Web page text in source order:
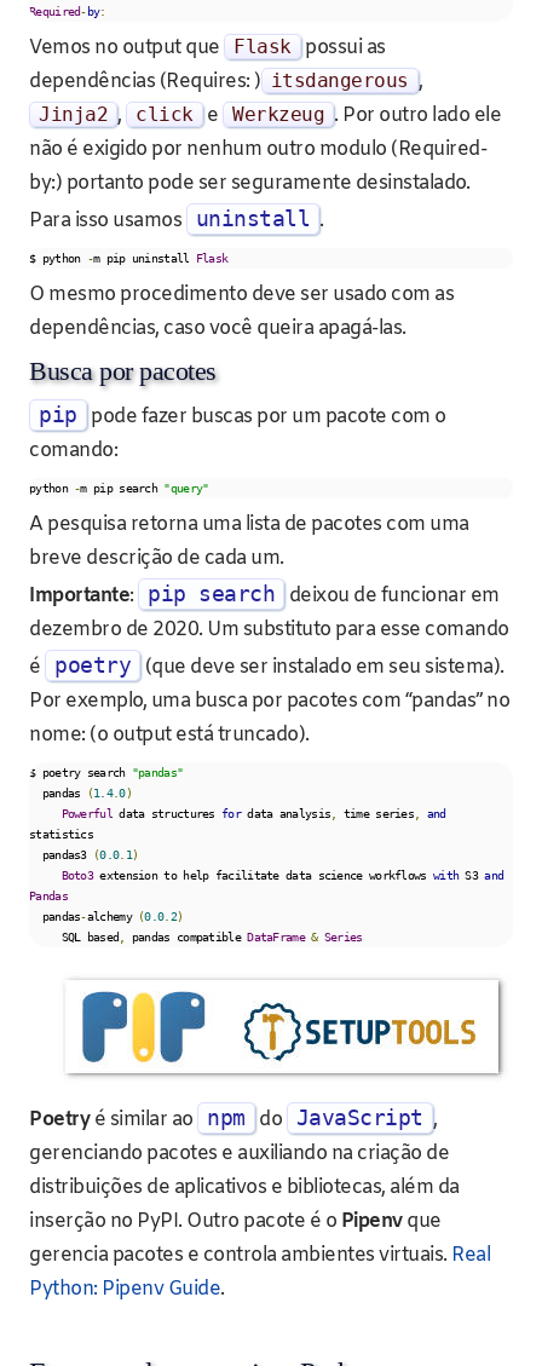
Required-by:
Vemos no output que Flask
possui as
dependências (Requires: ) itsdangerous ,
Jinja2 , click e Werkzeug . Por outro lado ele
não é exigido por nenhum outro modulo (Required-
by:) portanto pode ser seguramente desinstalado.
Para isso usamos
uninstall .
$ python -m pip uninstall Flask
O mesmo procedimento deve ser usado com as
dependências, caso você queira apagá-las.
Busca por pacotes
pip
pode fazer buscas por um pacote com o
comando:
python -m pip search "query"
A pesquisa retorna uma lista de pacotes com uma
breve descrição de cada um.
Importante: pip search
deixou de funcionar em
dezembro de 2020. Um substituto para esse comando
é
poetry
(que deve ser instalado em seu sistema).
Por exemplo, uma busca por pacotes com “pandas” no
nome: (o output está truncado).
$ poetry search "pandas"
  pandas
(1.4.0)
Powerful data structures for data analysis time series
and
statistics
  pandas3
(0.0. 1 )
Boto3 extension to help facilitate data science workflows with S3 and
Pandas
  pandas
-alchemy (0.0. 2)
     SQL based
pandas compatible DataFrame & Series
Poetryé similar ao npm do JavaScript ,
gerenciando pacotes e auxiliando na criação de
distribuições de aplicativos e bibliotecas, além da
inserção no PyPI. Outro pacote é o Pipenvque
gerencia pacotes e controla ambientes virtuais. Real
Python: Pipenv Guide.